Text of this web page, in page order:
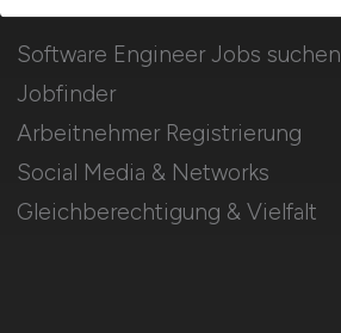
Software Engineer Jobs suchen
Jobfinder
Arbeitnehmer Registrierung
Social Media & Networks
Gleichberechtigung & Vielfalt